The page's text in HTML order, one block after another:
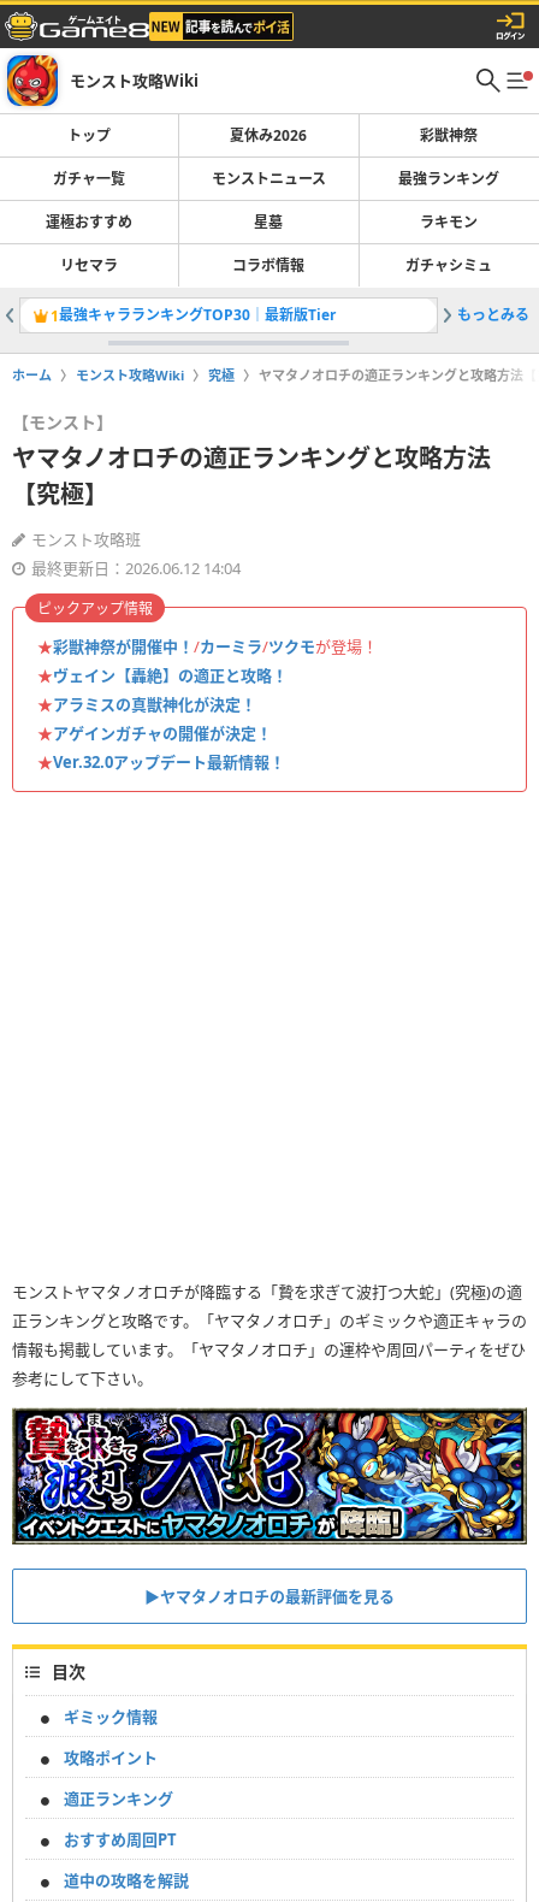
モンスト攻略Wiki
トップ 夏休み2026 彩獣神祭
ガチャ一覧 モンストニュース 最強ランキング
運極おすすめ 星墓 ラキモン
リセマラ コラボ情報 ガチャシミュ
1最強キャラランキングTOP30｜最新版Tier 2彩獣神
もっとみる
ホーム モンスト攻略Wiki 究極 ヤマタノオロチの適正ランキングと攻略方法
【モンスト】
ヤマタノオロチの適正ランキングと攻略方法
【究極】
モンスト攻略班
最終更新日：2026.06.12 14:04
★彩獣神祭が開催中！ /カーミラ/ツクモが登場！
★ヴェイン【轟絶】の適正と攻略！
★アラミスの真獣神化が決定！
★アゲインガチャの開催が決定！
★Ver.32.0アップデート最新情報！
ピックアップ情報
モンストヤマタノオロチが降臨する「贄を求ぎて波打つ大蛇」(究極)の適
正ランキングと攻略です。「ヤマタノオロチ」のギミックや適正キャラの
情報も掲載しています。「ヤマタノオロチ」の運枠や周回パーティをぜひ
参考にして下さい。
▶ヤマタノオロチの最新評価を見る
目次
ギミック情報
攻略ポイント
適正ランキング
おすすめ周回PT
道中の攻略を解説